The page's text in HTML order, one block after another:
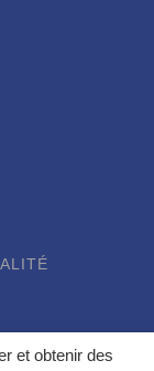
et obtenir des